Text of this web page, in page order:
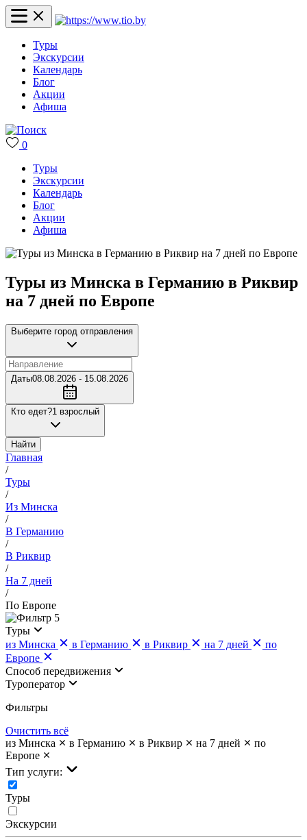
Туры
Экскурсии
Календарь
Блог
Акции
Афиша
0
Туры
Экскурсии
Календарь
Блог
Акции
Афиша
Туры из Минска в Германию в Риквир
на 7 дней по Европе
Выберите город отправления
Даты08.08.2026 - 15.08.2026
Кто едет?1 взрослый
Найти
Главная
/
Туры
/
Из Минска
/
В Германию
/
В Риквир
/
На 7 дней
/
По Европе
5
Туры
из Минска
в Германию в Риквир на 7 дней
по
Европе
Cпособ передвижения
Туроператор
Фильтры
Очистить всё
из Минска
в Германию в Риквир на 7 дней
по
Европе
Тип услуги:
Туры
Экскурсии